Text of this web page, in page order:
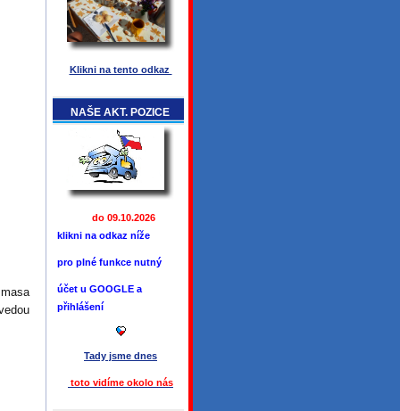
Klikni na tento odkaz
NAŠE AKT. POZICE
do 09.10.2026
klikni na odkaz níže
pro plné funkce nutný
účet u GOOGLE a
přihlášení
Tady jsme dnes
toto vidíme okolo nás